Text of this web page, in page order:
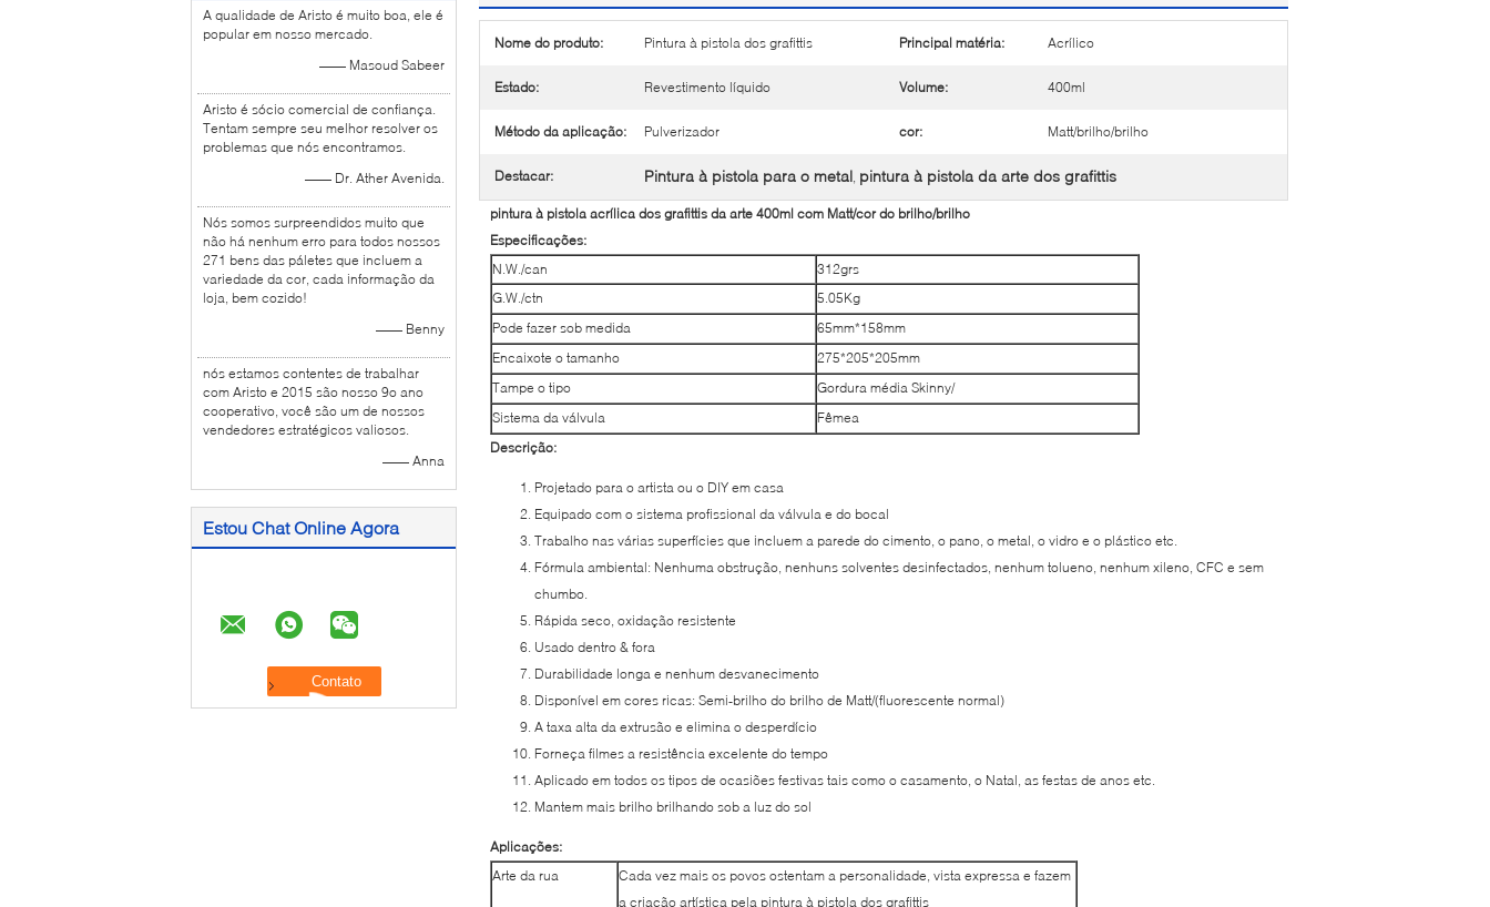
A qualidade de Aristo é muito boa, ele é
popular em nosso mercado.
—— Masoud Sabeer
Aristo é sócio comercial de confiança.
Tentam sempre seu melhor resolver os
problemas que nós encontramos.
—— Dr. Ather Avenida.
Nós somos surpreendidos muito que
não há nenhum erro para todos nossos
271 bens das páletes que incluem a
variedade da cor, cada informação da
loja, bem cozido!
—— Benny
nós estamos contentes de trabalhar
com Aristo e 2015 são nosso 9o ano
cooperativo, você são um de nossos
vendedores estratégicos valiosos.
—— Anna
Estou Chat Online Agora
Nome do produto: Pintura à pistola dos grafittis Principal matéria: Acrílico
Estado: Revestimento líquido Volume: 400ml
Método da aplicação: Pulverizador cor: Matt/brilho/brilho
Destacar: Pintura à pistola para o metal, pintura à pistola da arte dos grafittis
pintura à pistola acrílica dos grafittis da arte 400ml com Matt/cor do brilho/brilho
Especificações:
N.W./can
312grs
G.W./ctn
5.05Kg
Pode fazer sob medida
65mm*158mm
Encaixote o tamanho
275*205*205mm
Tampe o tipo
Gordura média Skinny/
Sistema da válvula
Fêmea
Descrição:
Projetado para o artista ou o DIY em casa
Equipado com o sistema profissional da válvula e do bocal
Trabalho nas várias superfícies que incluem a parede do cimento, o pano, o metal, o vidro e o plástico etc.
Fórmula ambiental: Nenhuma obstrução, nenhuns solventes desinfectados, nenhum tolueno, nenhum xileno, CFC e sem
chumbo.
Rápida seco, oxidação resistente
Usado dentro & fora
Durabilidade longa e nenhum desvanecimento
Disponível em cores ricas: Semi-brilho do brilho de Matt/(fluorescente normal)
A taxa alta da extrusão e elimina o desperdício
Forneça filmes a resistência excelente do tempo
Aplicado em todos os tipos de ocasiões festivas tais como o casamento, o Natal, as festas de anos etc.
Mantem mais brilho brilhando sob a luz do sol
Aplicações:
Arte da rua
Cada vez mais os povos ostentam a personalidade, vista expressa e fazem
a criação artística pela pintura à pistola dos grafittis